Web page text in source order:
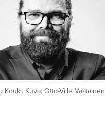
Kouki. Kuva: Otto-Ville Väätäinen